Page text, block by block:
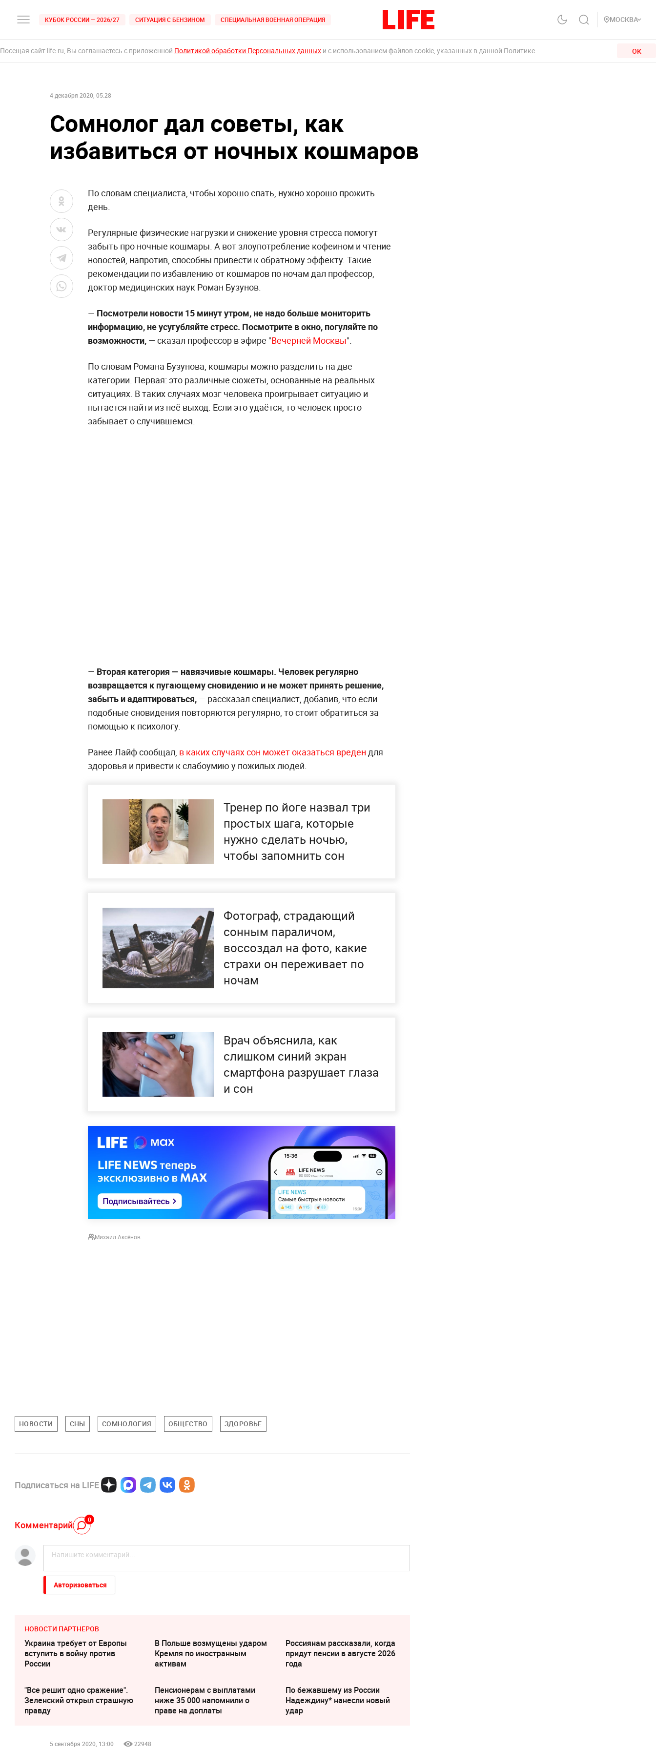
КУБОК РОССИИ — 2026/27 СИТУАЦИЯ С БЕНЗИНОМ СПЕЦИАЛЬНАЯ ВОЕННАЯ ОПЕРАЦИЯ МОСКВА
Посещая сайт life.ru, Вы соглашаетесь с приложенной Политикой обработки Персональных данных и с использованием файлов cookie, указанных в данной Политике. ОК
4 декабря 2020, 05:28
Сомнолог дал советы, как
избавиться от ночных кошмаров
По словам специалиста, чтобы хорошо спать, нужно хорошо прожить
день.
Регулярные физические нагрузки и снижение уровня стресса помогут
забыть про ночные кошмары. А вот злоупотребление кофеином и чтение
новостей, напротив, способны привести к обратному эффекту. Такие
рекомендации по избавлению от кошмаров по ночам дал профессор,
доктор медицинских наук Роман Бузунов.
— Посмотрели новости 15 минут утром, не надо больше мониторить
информацию, не усугубляйте стресс. Посмотрите в окно, погуляйте по
возможности, — сказал профессор в эфире "Вечерней Москвы".
По словам Романа Бузунова, кошмары можно разделить на две
категории. Первая: это различные сюжеты, основанные на реальных
ситуациях. В таких случаях мозг человека проигрывает ситуацию и
пытается найти из неё выход. Если это удаётся, то человек просто
забывает о случившемся.
— Вторая категория — навязчивые кошмары. Человек регулярно
возвращается к пугающему сновидению и не может принять решение,
забыть и адаптироваться, — рассказал специалист, добавив, что если
подобные сновидения повторяются регулярно, то стоит обратиться за
помощью к психологу.
Ранее Лайф сообщал, в каких случаях сон может оказаться вреден для
здоровья и привести к слабоумию у пожилых людей.
Тренер по йоге назвал три
простых шага, которые
нужно сделать ночью,
чтобы запомнить сон
Фотограф, страдающий
сонным параличом,
воссоздал на фото, какие
страхи он переживает по
ночам
Врач объяснила, как
слишком синий экран
смартфона разрушает глаза
и сон
Михаил Аксёнов
НОВОСТИ СНЫ СОМНОЛОГИЯ ОБЩЕСТВО ЗДОРОВЬЕ
Подписаться на LIFE
Комментарий 0
Авторизоваться
НОВОСТИ ПАРТНЕРОВ
Украина требует от Европы
вступить в войну против
России
В Польше возмущены ударом
Кремля по иностранным
активам
Россиянам рассказали, когда
придут пенсии в августе 2026
года
"Все решит одно сражение".
Зеленский открыл страшную
правду
Пенсионерам с выплатами
ниже 35 000 напомнили о
праве на доплаты
По бежавшему из России
Надеждину* нанесли новый
удар
5 сентября 2020, 13:00 22948